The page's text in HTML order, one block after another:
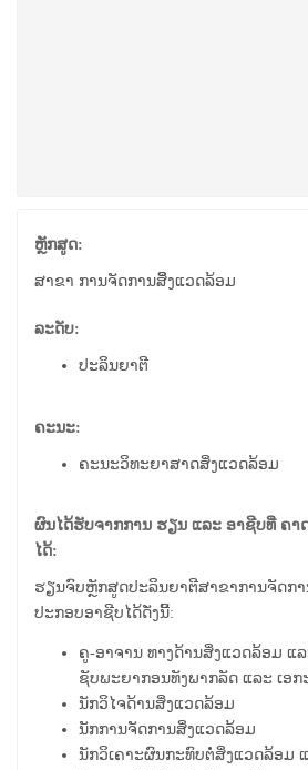
ຫຼັກສູດ:
ສາຂາ ການຈັດການສິິ່ງແວດລ້ອມ
ລະດັບ:
ປະລິນຍາຕີ
ຄະນະ:
ຄະນະວິທະຍາສາດສິ່ງແວດລ້ອມ
ຜົນໄດ້ຮັບຈາກການ ຮຽນ ແລະ ອາຊີບທີ່ ຄາ
ໄດ້:
ຮຽນຈົບຫຼັກສູດປະລິນຍາຕີສາຂາການຈັດກ
ປະກອບອາຊີບໄດ້ດັ່ງນີ້:
ຄູ-ອາຈານ ທາງດ້ານສິ່ງແວດລ້ອມ ແ
ຊັບພະຍາກອນທັງພາກລັດ ແລະ ເອກ
ນັກວິໄຈດ້ານສິ່ງແວດລ້ອມ
ນັກການຈັດການສິ່ງແວດລ້ອມ
ນັກວິເຄາະຜົນກະທົບຕໍ່ສິ່ງແວດລ້ອມ